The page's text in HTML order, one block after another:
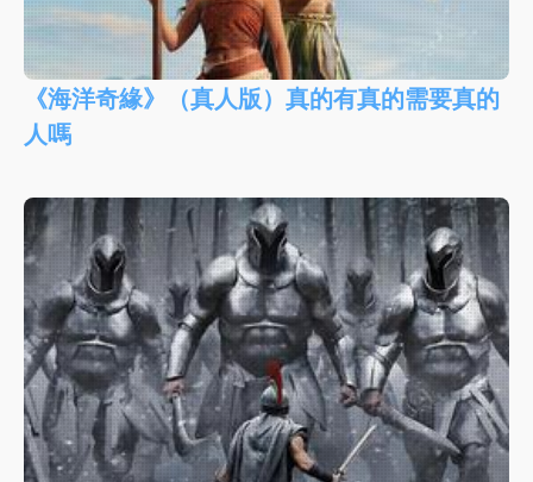
《海洋奇緣》（真人版）真的有真的需要真的
人嗎